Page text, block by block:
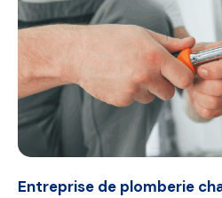
Entreprise de plomberie